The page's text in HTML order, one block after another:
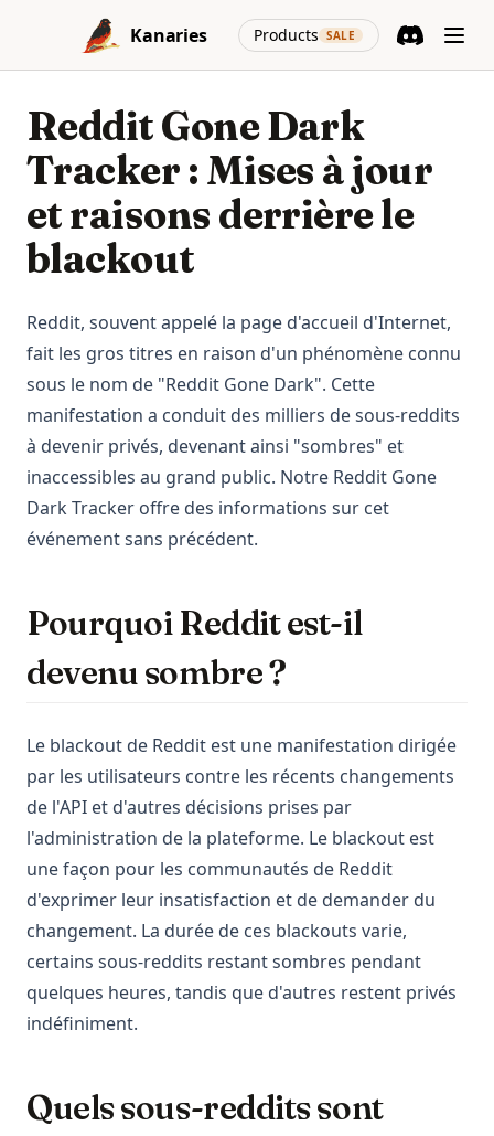
Skip to content
Kanaries
Products SALE
(opens in a
Reddit Gone Dark
Tracker : Mises à jour
et raisons derrière le
blackout
Reddit, souvent appelé la page d'accueil d'Internet,
fait les gros titres en raison d'un phénomène connu
sous le nom de "Reddit Gone Dark". Cette
manifestation a conduit des milliers de sous-reddits
à devenir privés, devenant ainsi "sombres" et
inaccessibles au grand public. Notre Reddit Gone
Dark Tracker offre des informations sur cet
événement sans précédent.
Pourquoi Reddit est-il
devenu sombre ?
Le blackout de Reddit est une manifestation dirigée
par les utilisateurs contre les récents changements
de l'API et d'autres décisions prises par
l'administration de la plateforme. Le blackout est
une façon pour les communautés de Reddit
d'exprimer leur insatisfaction et de demander du
changement. La durée de ces blackouts varie,
certains sous-reddits restant sombres pendant
quelques heures, tandis que d'autres restent privés
indéfiniment.
Quels sous-reddits sont